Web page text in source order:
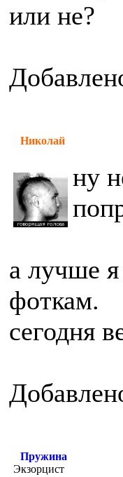
или не?
Николай
ну
а лучше
фоткам.
сегодня
Пружина
Экзорцист